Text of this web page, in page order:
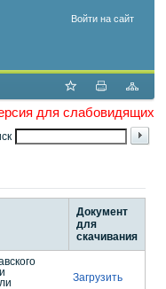
Войти на сайт
для слабовидящих
Документ
для
скачивания
Загрузить